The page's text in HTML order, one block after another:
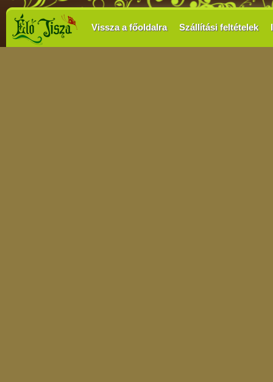
Vissza a főoldalra Szállítási feltételek